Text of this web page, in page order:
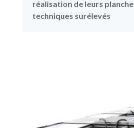
réalisation de leurs
techniques surélevés